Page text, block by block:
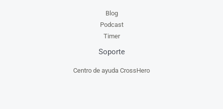
Blog
Podcast
Timer
Soporte
Centro de ayuda CrossHero